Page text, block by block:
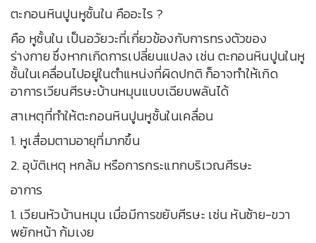
ตะกอนหินปูนหูชั้นใน คืออะไร ?
คือ หูชั้นใน เป็นอวัยวะที่เกี่ยวข้องกับการทรงตัวของ
ร่างกาย ซึ่งหากเกิดการเปลี่ยนแปลง เช่น ตะกอนหินปูนในหู
ชั้นในเคลื่อนไปอยู่ในตำแหน่งที่ผิดปกติ ก็อาจทำให้เกิด
อาการเวียนศีรษะบ้านหมุนแบบเฉียบพลันได้
สาเหตุที่ทำให้ตะกอนหินปูนหูชั้นในเคลื่อน
1. หูเสื่อมตามอายุที่มากขึ้น
2. อุบัติเหตุ หกล้ม หรือการกระแทกบริเวณศีรษะ
อาการ
1. เวียนหัวบ้านหมุน เมื่อมีการขยับศีรษะ เช่น หันซ้าย-ขวา
พยักหน้า ก้มเงย